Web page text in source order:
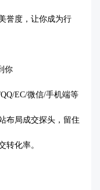
誉度，让你成为行
你
EC/微信/手机端等
布局成交探头，留住
转化率。